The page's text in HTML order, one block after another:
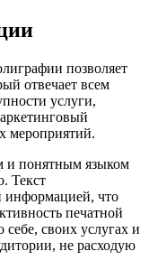
позволяет
отвечает всем
услуги,
мероприятий.
и понятным языком
Текст
информацией, что
печатной
себе, своих услугах и
не расходую